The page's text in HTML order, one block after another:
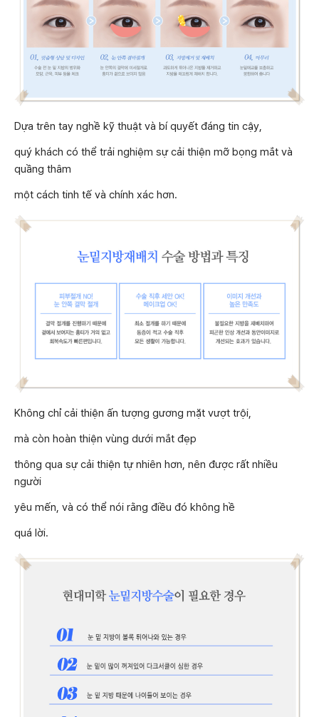
Dựa trên tay nghề kỹ thuật và bí quyết đáng tin cậy,
quý khách có thể trải nghiệm sự cải thiện mỡ bọng mắt và
quầng thâm
một cách tinh tế và chính xác hơn.
Không chỉ cải thiện ấn tượng gương mặt vượt trội,
mà còn hoàn thiện vùng dưới mắt đẹp
thông qua sự cải thiện tự nhiên hơn, nên được rất nhiều
người
yêu mến, và có thể nói rằng điều đó không hề
quá lời.